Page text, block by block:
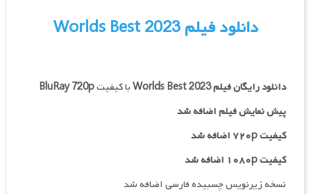
دانلود فیلم Worlds Best 2023
دانلود رایگان فیلمWorlds Best 2023با کیفیتBluRay 720p
پیش نمایش فیلم اضافه شد
کیفیت ۷۲۰p اضافه شد
کیفیت ۱۰۸۰p اضافه شد
نسخه زیرنویس چسبیده فارسی اضافه شد